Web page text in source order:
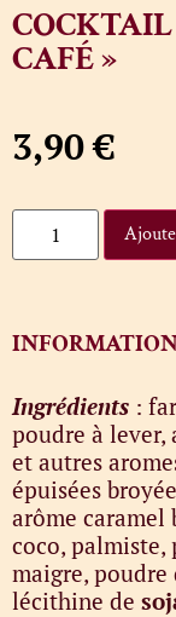
CAFÉ »
3,90€
Ingrédients :
poudre à
et autres
épuisées
arôme caramel
coco, palmiste,
maigre, poudre
lécithine de